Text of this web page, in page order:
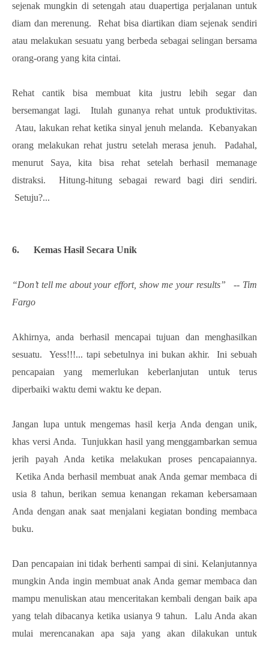
sejenak mungkin di setengah atau duapertiga perjalanan untuk
diam dan merenung. Rehat bisa diartikan diam sejenak sendiri
atau melakukan sesuatu yang berbeda sebagai selingan bersama
orang-orang yang kita cintai.
Rehat cantik bisa membuat kita justru lebih segar dan
bersemangat lagi. Itulah gunanya rehat untuk produktivitas.
Atau, lakukan rehat ketika sinyal jenuh melanda. Kebanyakan
orang melakukan rehat justru setelah merasa jenuh. Padahal,
menurut Saya, kita bisa rehat setelah berhasil memanage
distraksi. Hitung-hitung sebagai reward bagi diri sendiri.
Setuju?...
6. Kemas Hasil Secara Unik
“Don’t tell me about your effort, show me your results” -- Tim
Fargo
Akhirnya, anda berhasil mencapai tujuan dan menghasilkan
sesuatu. Yess!!!... tapi sebetulnya ini bukan akhir. Ini sebuah
pencapaian yang memerlukan keberlanjutan untuk terus
diperbaiki waktu demi waktu ke depan.
Jangan lupa untuk mengemas hasil kerja Anda dengan unik,
khas versi Anda. Tunjukkan hasil yang menggambarkan semua
jerih payah Anda ketika melakukan proses pencapaiannya.
Ketika Anda berhasil membuat anak Anda gemar membaca di
usia 8 tahun, berikan semua kenangan rekaman kebersamaan
Anda dengan anak saat menjalani kegiatan bonding membaca
buku.
Dan pencapaian ini tidak berhenti sampai di sini. Kelanjutannya
mungkin Anda ingin membuat anak Anda gemar membaca dan
mampu menuliskan atau menceritakan kembali dengan baik apa
yang telah dibacanya ketika usianya 9 tahun. Lalu Anda akan
mulai merencanakan apa saja yang akan dilakukan untuk